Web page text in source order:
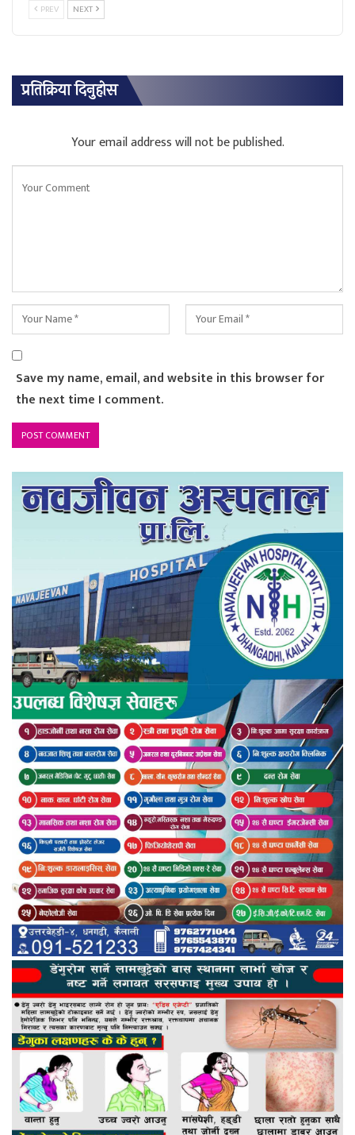
PREV NEXT
प्रतिक्रिया दिनुहोस
Your email address will not be published.
Save my name, email, and website in this browser for
the next time I comment.